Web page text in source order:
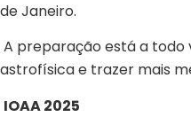
de Janeiro.
A preparação está a todo
astrofísica e trazer mais
IOAA 2025